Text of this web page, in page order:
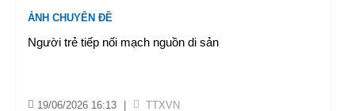
ẢNH CHUYÊN ĐỀ
Người trẻ tiếp nối mạch nguồn di sản
19/06/2026 16:13 TTXVN